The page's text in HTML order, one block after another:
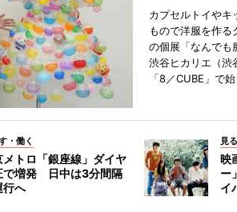
カプセルトイやキ
もので洋服を作る
の個展「なんでも
渋谷ヒカリエ（渋
「8／CUBE」で始
・働く
メトロ「銀座線」ダイヤ
で増発 日中は3分間隔
行へ
見
映
ー
イ